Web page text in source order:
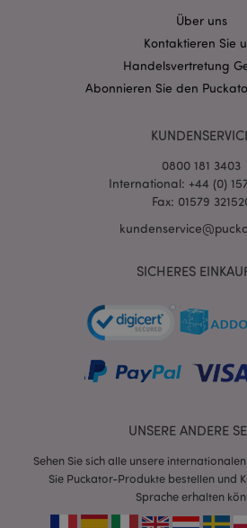
Über uns
Kontaktieren Sie
Handelsvertretung
Abonnieren Sie den
0800 181 3403
International: +44 (0)
Fax: 01579
SICHERES
UNSERE ANDERE
Sehen Sie sich alle unsere
Sie Puckator-Produkte bestellen und
Sprache erhalten
mage-messages
mage-cache-sessid
Datenschutzbestimmungen von